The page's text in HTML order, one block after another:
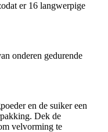
er 16 langwerpige
onderen gedurende
en de suiker een
Dek de
velvorming te